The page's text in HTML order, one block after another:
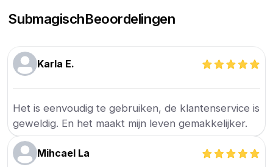
SubmagischBeoordelingen
Karla E.
Het is eenvoudig te gebruiken, de klantenservice is
geweldig. En het maakt mijn leven gemakkelijker.
Mihcael La